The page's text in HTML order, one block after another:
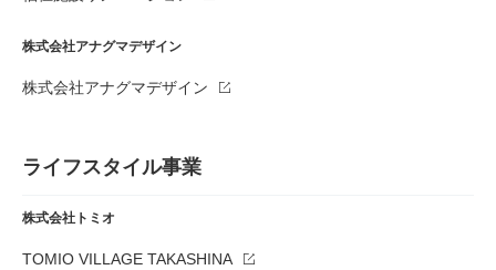
株式会社アナグマデザイン
株式会社アナグマデザイン
ライフスタイル事業
株式会社トミオ
TOMIO VILLAGE TAKASHINA